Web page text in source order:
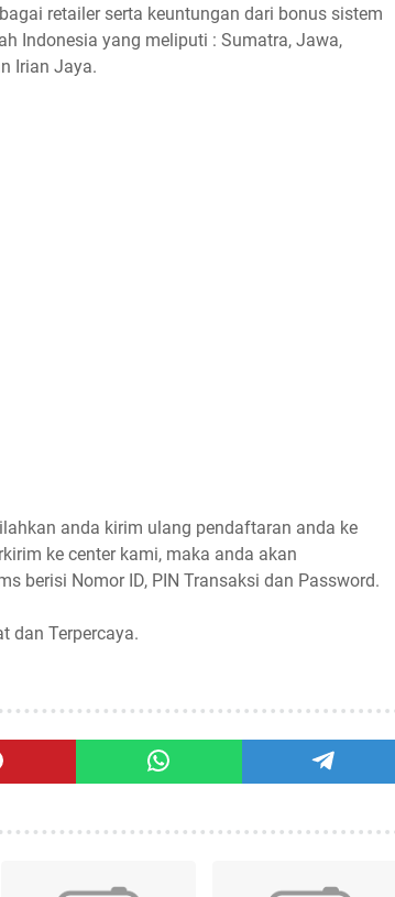
retailer serta keuntungan dari bonus sistem
Indonesia yang meliputi : Sumatra, Jawa,
Irian Jaya.
anda kirim ulang pendaftaran anda ke
ke center kami, maka anda akan
berisi Nomor ID, PIN Transaksi dan Password.
dan Terpercaya.